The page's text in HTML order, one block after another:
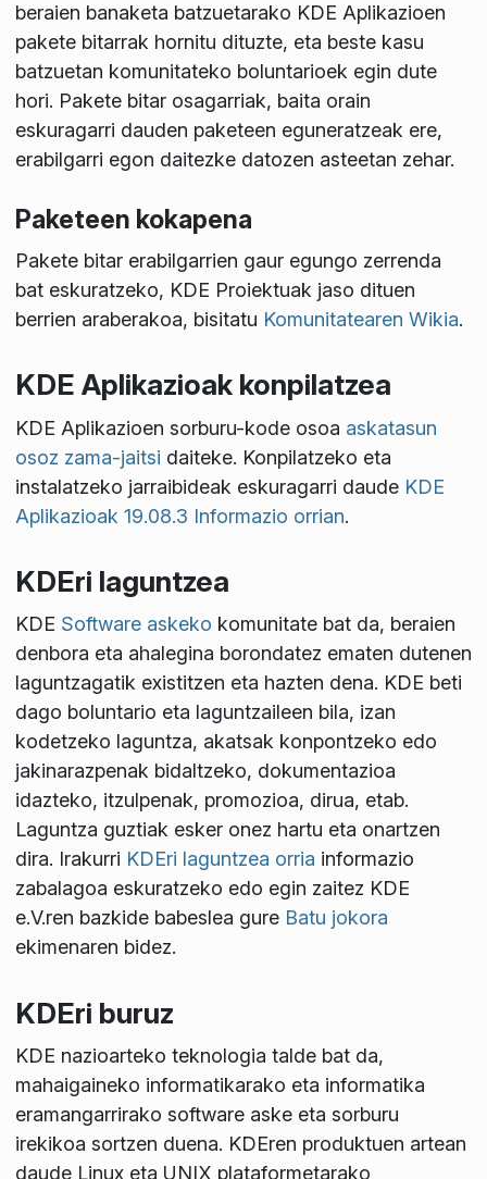
beraien banaketa batzuetarako KDE Aplikazioen
pakete bitarrak hornitu dituzte, eta beste kasu
batzuetan komunitateko boluntarioek egin dute
hori. Pakete bitar osagarriak, baita orain
eskuragarri dauden paketeen eguneratzeak ere,
erabilgarri egon daitezke datozen asteetan zehar.
Paketeen kokapena
Pakete bitar erabilgarrien gaur egungo zerrenda
bat eskuratzeko, KDE Proiektuak jaso dituen
berrien araberakoa, bisitatu Komunitatearen Wikia.
KDE Aplikazioak konpilatzea
KDE Aplikazioen sorburu-kode osoa askatasun
osoz zama-jaitsi daiteke. Konpilatzeko eta
instalatzeko jarraibideak eskuragarri daude KDE
Aplikazioak 19.08.3 Informazio orrian.
KDEri laguntzea
KDE Software askeko komunitate bat da, beraien
denbora eta ahalegina borondatez ematen dutenen
laguntzagatik existitzen eta hazten dena. KDE beti
dago boluntario eta laguntzaileen bila, izan
kodetzeko laguntza, akatsak konpontzeko edo
jakinarazpenak bidaltzeko, dokumentazioa
idazteko, itzulpenak, promozioa, dirua, etab.
Laguntza guztiak esker onez hartu eta onartzen
dira. Irakurri KDEri laguntzea orria informazio
zabalagoa eskuratzeko edo egin zaitez KDE
e.V.ren bazkide babeslea gure Batu jokora
ekimenaren bidez.
KDEri buruz
KDE nazioarteko teknologia talde bat da,
mahaigaineko informatikarako eta informatika
eramangarrirako software aske eta sorburu
irekikoa sortzen duena. KDEren produktuen artean
daude Linux eta UNIX plataformetarako